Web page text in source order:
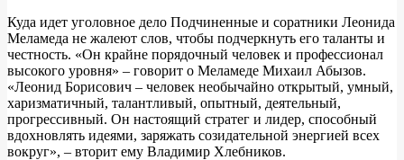
Куда идет уголовное дело Подчиненные и соратники Леонида
Меламеда не жалеют слов, чтобы подчеркнуть его таланты и
честность. «Он крайне порядочный человек и профессионал
высокого уровня» – говорит о Меламеде Михаил Абызов.
«Леонид Борисович – человек необычайно открытый, умный,
харизматичный, талантливый, опытный, деятельный,
прогрессивный. Он настоящий стратег и лидер, способный
вдохновлять идеями, заряжать созидательной энергией всех
вокруг», – вторит ему Владимир Хлебников.